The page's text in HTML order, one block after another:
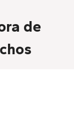
de